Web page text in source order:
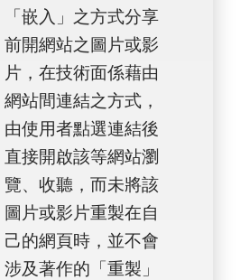
「嵌入」之方式分享
前開網站之圖片或影
片，在技術面係藉由
網站間連結之方式，
由使用者點選連結後
直接開啟該等網站瀏
覽、收聽，而未將該
圖片或影片重製在自
己的網頁時，並不會
涉及著作的「重製」